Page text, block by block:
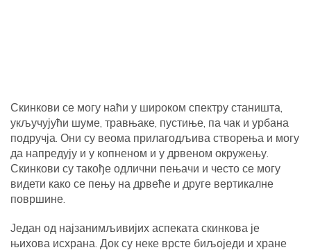
Скинкови се могу наћи у широком спектру станишта,
укључујући шуме, травњаке, пустиње, па чак и урбана
подручја. Они су веома прилагодљива створења и могу
да напредују и у копненом и у дрвеном окружењу.
Скинкови су такође одлични пењачи и често се могу
видети како се пењу на дрвеће и друге вертикалне
површине.
Један од најзанимљивијих аспеката скинкова је
њихова исхрана. Док су неке врсте биљоједи и хране